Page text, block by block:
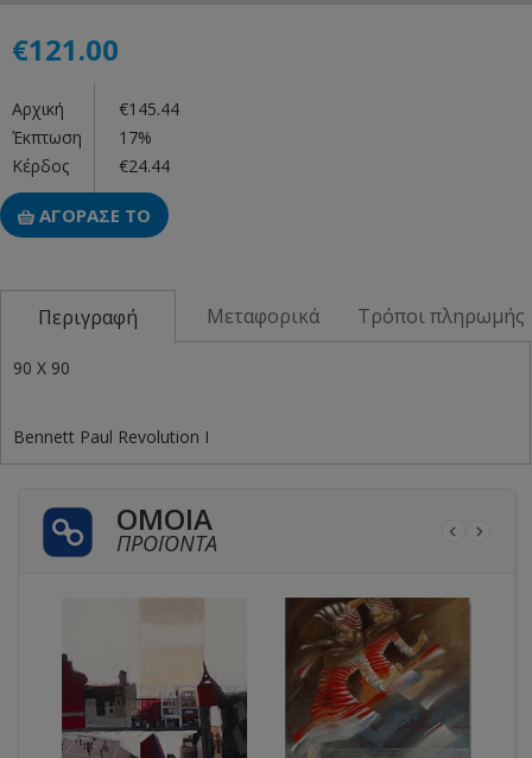
€121.00
Αρχική
Έκπτωση
Κέρδος
€145.44
17%
€24.44
ΑΓΟΡΑΣΕ ΤΟ
Περιγραφή Μεταφορικά Τρόποι πληρωμής
90 X 90
Bennett Paul Revolution I
ΌΜΟΙΑ
ΠΡΟΪΌΝΤΑ